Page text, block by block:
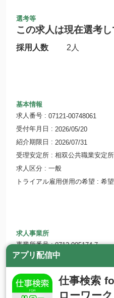
選考等
この求人は現在選考し
採用人数 2人
基本情報
求人番号
07121-00748061
受付年月日
2026/05/20
紹介期限日
2026/07/31
受理安定所
相双公共職業安定
求人区分
一般
トライアル雇用併用の希望
希
求人事業所
事業所番号
0712-005174-7
事業所名
株式会社 新輝
〒979-2709 福島県相
ホームページ
アプリ配信中
仕事検索
ローワーク